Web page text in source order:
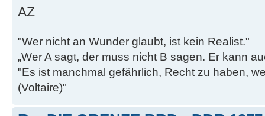
AZ
"Wer nicht an Wunder glaubt, ist kein Realist."
„Wer A sagt, der muss nicht B sagen. Er kann
"Es ist manchmal gefährlich, Recht zu haben,
(Voltaire)"